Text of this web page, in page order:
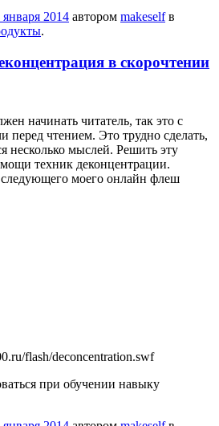
января 2014 автором makeselfв
.
в скорочтении
начинать читатель, так это с
перед чтением. Это трудно сделать,
несколько мыслей. Решить эту
техник деконцентрации.
моего онлайн флеш
flash/deconcentration.swf
при обучении навыку